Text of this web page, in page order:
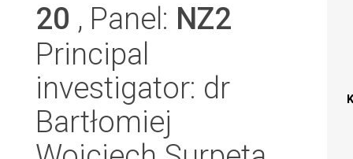
20 , Panel: NZ2
Principal
investigator: dr
Bartłomiej